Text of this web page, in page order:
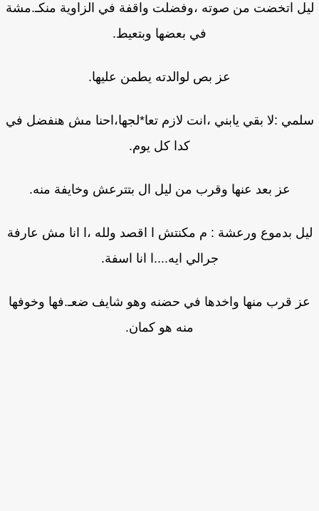
اتخضت من صوته ،وفضلت واقفة في الزاوية منكـ.مشة
في بعضها وبتعيط.
عز بص لوالدته يطمن عليها.
:لا بقي يابني ،انت لازم تعا*لجها،احنا مش هنفضل في
كدا كل يوم.
عز بعد عنها وقرب من ليل ال بتترعش وخايفة منه.
بدموع ورعشة : م مكنتش ا اقصد ولله ،ا انا مش عارفة
جرالي ايه....ا انا اسفة.
قرب منها واخدها في حضنه وهو شايف ضعـ.فها وخوفها
منه هو كمان.